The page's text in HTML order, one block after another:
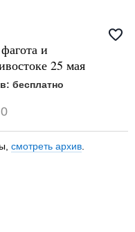
и
25 мая
бесплатно
0
смотреть архив